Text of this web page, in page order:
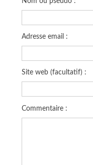
Adresse email :
Site web (facultatif) :
Commentaire :